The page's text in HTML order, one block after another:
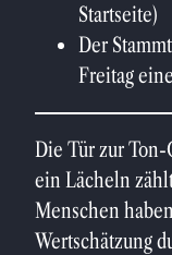
Startseite)
Der
Freitag
Die Tür zur
ein Lächeln
Menschen
Wertschätzung